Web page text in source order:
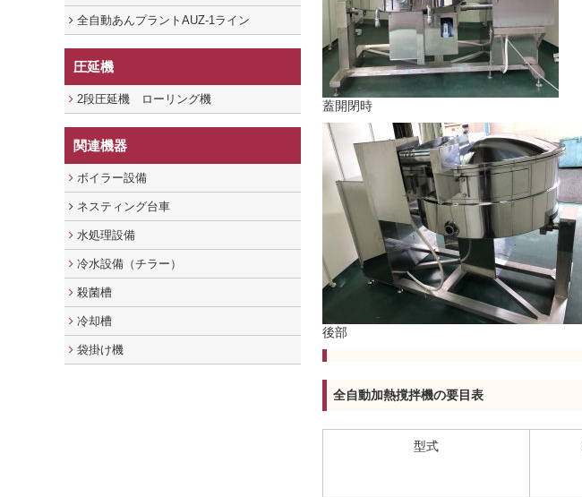
全自動あんプラントAUZ-1ライン
圧延機
2段圧延機 ローリング機
関連機器
ボイラー設備
ネスティング台車
水処理設備
冷水設備（チラー）
殺菌槽
冷却槽
袋掛け機
蓋開閉時
後部
全自動加熱撹拌機の要目表
型式